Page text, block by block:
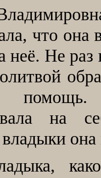
что она
неё. Не раз
помощь.
на
она